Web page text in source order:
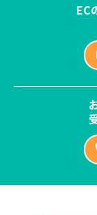
EC